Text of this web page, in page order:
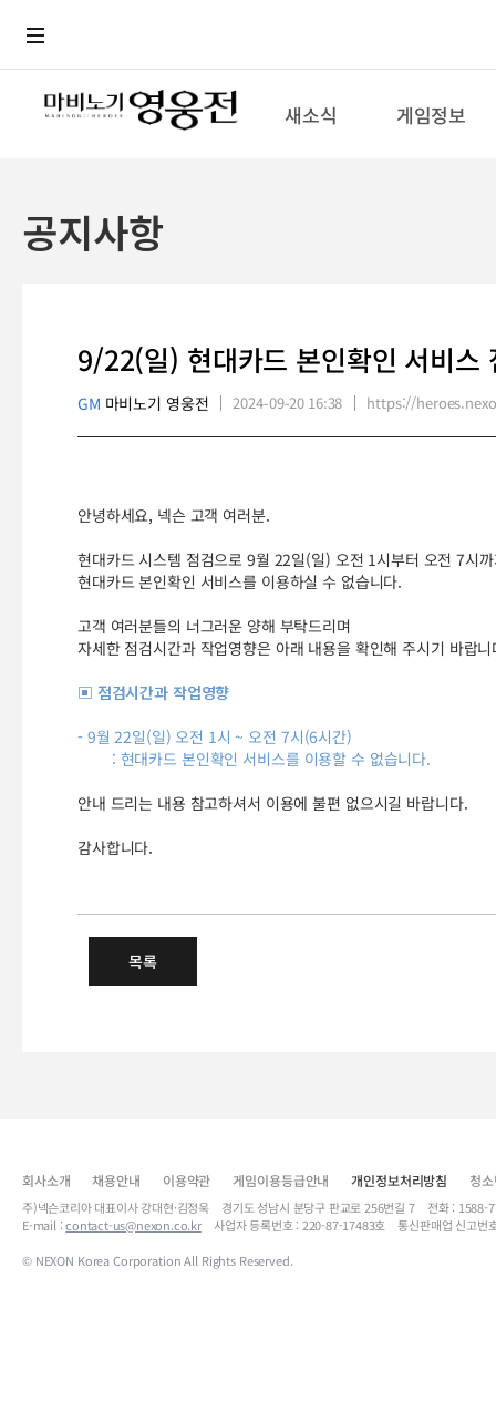
새소식 게임정보
공지사항
9/22(일) 현대카드 본인확인 서비스
GM 마비노기 영웅전 2024-09-20 16:38 https://
안녕하세요, 넥슨 고객 여러분.
현대카드 시스템 점검으로 9월 22일(일) 오전 1시부터 오전 7시
현대카드 본인확인 서비스를 이용하실 수 없습니다.
고객 여러분들의 너그러운 양해 부탁드리며
자세한 점검시간과 작업영향은 아래 내용을 확인해 주시기 바랍니
▣ 점검시간과 작업영향
- 9월 22일(일) 오전 1시 ~ 오전 7시(6시간)
: 현대카드 본인확인 서비스를 이용할 수 없습니다.
안내 드리는 내용 참고하셔서 이용에 불편 없으시길 바랍니다.
감사합니다.
목록
회사소개 채용안내 이용약관 게임이용등급안내 개인정보처리방침 청
주)넥슨코리아 대표이사 강대현·김정욱 경기도 성남시 분당구 판교로 256번길 7 전화 :
E-mail :contact-us@nexon.co.kr사업자 등록번호 : 220-87-17483호 통신판매업 신고번
© NEXON Korea Corporation All Rights Reserved.